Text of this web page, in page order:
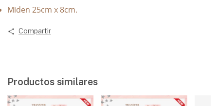
Miden 25cm x 8cm.
Compartir
Productos similares